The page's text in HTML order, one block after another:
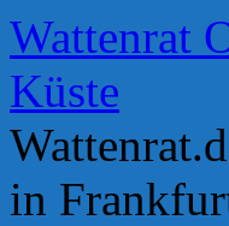
Zum
Inhalt
springen
Wattenrat
Küste
in